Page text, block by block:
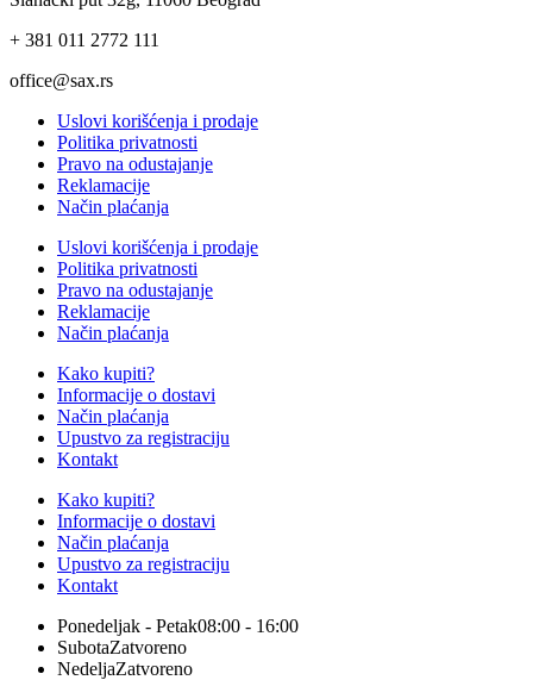
+ 381 011 2772 111
office@sax.rs
Uslovi korišćenja i prodaje
Politika privatnosti
Pravo na odustajanje
Reklamacije
Način plaćanja
Uslovi korišćenja i prodaje
Politika privatnosti
Pravo na odustajanje
Reklamacije
Način plaćanja
Kako kupiti?
Informacije o dostavi
Način plaćanja
Upustvo za registraciju
Kontakt
Kako kupiti?
Informacije o dostavi
Način plaćanja
Upustvo za registraciju
Kontakt
Ponedeljak - Petak08:00 - 16:00
SubotaZatvoreno
NedeljaZatvoreno